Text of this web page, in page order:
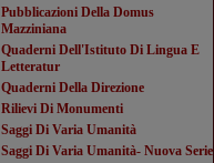
Pubblicazioni Della Domus
Mazziniana
Quaderni Dell'Istituto Di Lingua E
Letteratur
Quaderni Della Direzione
Rilievi Di Monumenti
Saggi Di Varia Umanità
Saggi Di Varia Umanità- Nuova Serie